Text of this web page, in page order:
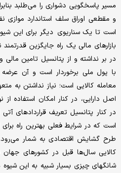
مسیر پاسخگویی دشواری را می‌طلبد
و مقطعی اوراق سلف استاندارد
است تا یک سناریوی دیگر برای این
بازارهای مالی یک راه جایگزین
در بر نداشته و از پتانسیل تامین
با پول ملی برخوردار است و آن
معامله کالایی است؛ نیاز نداشتن به
اصل دارایی، در کنار امکان استفاده
در کنار پتانسیل تعریف قراردادهای
است که در شرایط فعلی بهترین راه برای
طرح گشایش اقتصادی به شمار
کالایی سال‌ها قبل در کشورهای
شانگهای چیزی بسیار شبیه به این شیوه